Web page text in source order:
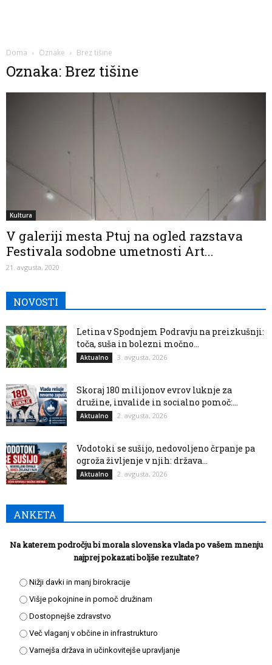
Doma Oznake Brez tišine
Oznaka: Brez tišine
Kultura
V galeriji mesta Ptuj na ogled razstava
Festivala sodobne umetnosti Art...
21. avgusta, 2020
NOVOSTI
Letina v Spodnjem Podravju na preizkušnji:
toča, suša in bolezni močno...
Aktualno 3. avgusta, 2026
Skoraj 180 milijonov evrov luknje za
družine, invalide in socialno pomoč:...
Aktualno 2. avgusta, 2026
Vodotoki se sušijo, nedovoljeno črpanje pa
ogroža življenje v njih: država...
Aktualno 2. avgusta, 2026
ANKETA
Na katerem področju bi morala slovenska vlada po vašem mnenju
najprej pokazati boljše rezultate?
Nižji davki in manj birokracije
Višje pokojnine in pomoč družinam
Dostopnejše zdravstvo
Več vlaganj v občine in infrastrukturo
Varnejša država in učinkovitejše upravljanje